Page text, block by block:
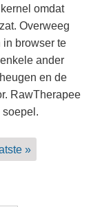
omdat
Overweeg
browser te
ander
en de
RawTherapee
soepel.
»